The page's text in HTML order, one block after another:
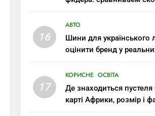
16
АВТО
Шини для українського
оцінити бренд у
17
КОРИСНЕ ОСВІТА
Де знаходиться
карті Африки, розмір і